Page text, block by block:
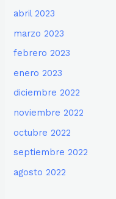
abril 2023
marzo 2023
febrero 2023
enero 2023
diciembre 2022
noviembre 2022
octubre 2022
septiembre 2022
agosto 2022